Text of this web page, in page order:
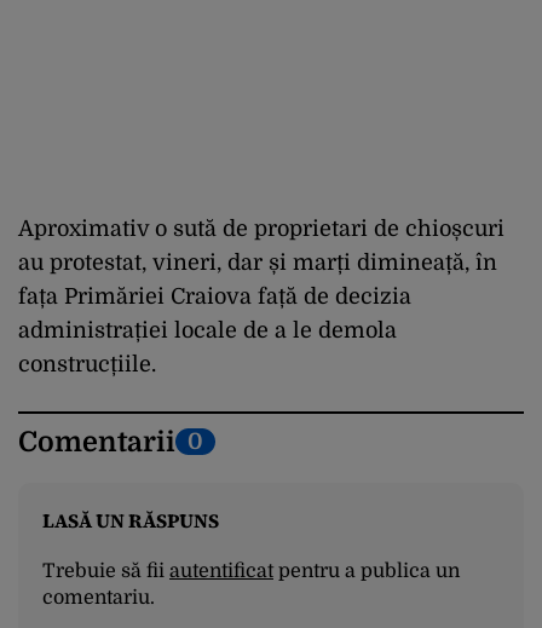
Aproximativ o sută de proprietari de chioșcuri
au protestat, vineri, dar și marți dimineață, în
fața Primăriei Craiova față de decizia
administrației locale de a le demola
construcțiile.
Comentarii 0
LASĂ UN RĂSPUNS
Trebuie să fii autentificatpentru a publica un
comentariu.